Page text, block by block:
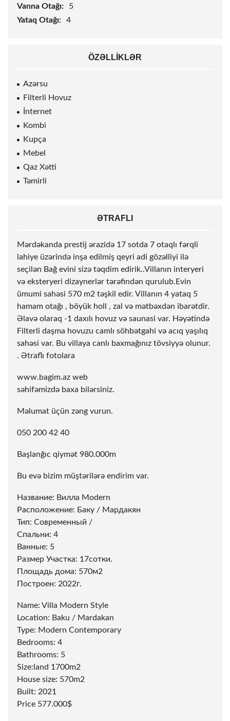
Vanna Otağı:
5
Yataq Otağı:
4
ÖZƏLLIKLƏR
Azərsu
Filterli Hovuz
İnternet
Kombi
Kupça
Mebel
Qaz Xətti
Təmirli
ƏTRAFLI
Mərdəkanda prestij ərazidə 17 sotda 7 otaqlı fərqli
lahiye üzərində inşa edilmiş qeyri adi gözəlliyi ilə
seçilən Bağ evini sizə təqdim edirik..Villanın interyeri
və eksteryeri dizaynerlər tərəfindən qurulub.Evin
ümumi sahəsi 570 m2 təşkil edir. Villanın 4 yataq 5
hamam otağı , böyük holl , zal və mətbəxdən ibarətdir.
Əlavə olaraq -1 daxılı hovuz və saunasi var. Həyətində
Filterli daşma hovuzu camlı söhbətgahi və acıq yaşılıq
sahəsi var. Bu villaya canlı baxmağınız tövsiyyə olunur.
. Ətraflı fotolara
www.bagim.az web
səhifəmizdə baxa bilərsiniz.
Məlumat üçün zəng vurun.
050 200 42 40
Başlanğıc qiymət 980.000m
Bu evə bizim müştərilərə endirim var.
Название: Вилла Modern
Расположение: Баку / Мардакян
Тип: Современный /
Спальни: 4
Ванные: 5
Размер Участка: 17сотки.
Площадь дома: 570м2
Построен: 2022г.
Name: Villa Modern Style
Location: Baku / Mardakan
Type: Modern Contemporary
Bedrooms: 4
Bathrooms: 5
Size:land 1700m2
House size: 570m2
Built: 2021
Price 577.000$